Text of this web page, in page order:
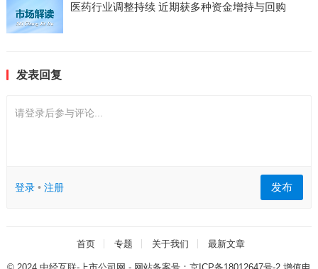
医药行业调整持续 近期获多种资金增持与回购
发表回复
请登录后参与评论...
登录• 注册 发布
首页 专题 关于我们 最新文章